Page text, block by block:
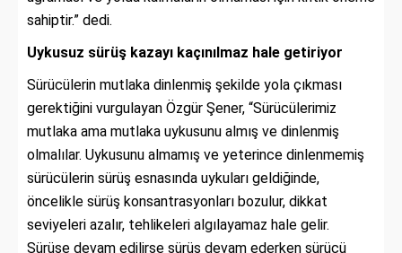
sahiptir.” dedi.
Uykusuz sürüş kazayı kaçınılmaz hale getiriyor
Sürücülerin mutlaka dinlenmiş şekilde yola çıkması
gerektiğini vurgulayan Özgür Şener, “Sürücülerimiz
mutlaka ama mutlaka uykusunu almış ve dinlenmiş
olmalılar. Uykusunu almamış ve yeterince dinlenmemiş
sürücülerin sürüş esnasında uykuları geldiğinde,
öncelikle sürüş konsantrasyonları bozulur, dikkat
seviyeleri azalır, tehlikeleri algılayamaz hale gelir.
Sürüşe devam edilirse sürüş devam ederken sürücü